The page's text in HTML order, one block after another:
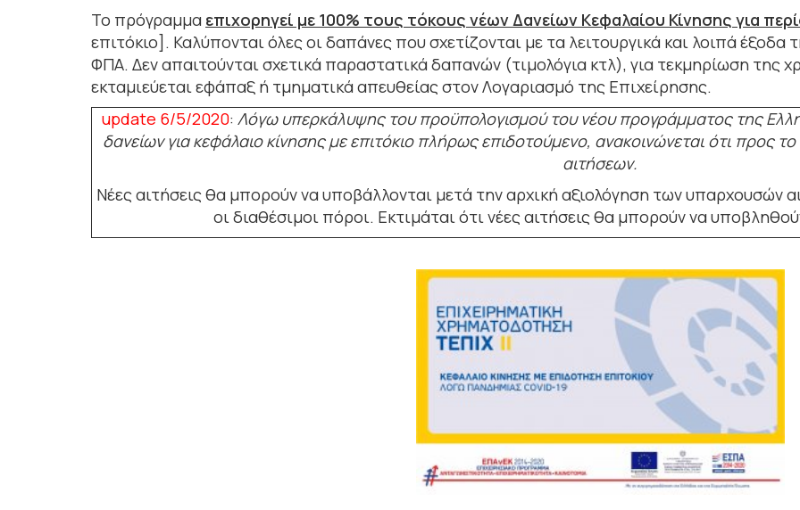
Το πρόγραμμα επιχορηγεί με 100% τους τόκους νέων Δανείων Κεφαλαίου Κίνησης για
επιτόκιο]. Καλύπονται όλες οι δαπάνες που σχετίζονται με τα λειτουργικά και λοιπά έξοδα
ΦΠΑ. Δεν απαιτούνται σχετικά παραστατικά δαπανών (τιμολόγια κτλ), για τεκμηρίωση της
εκταμιεύεται εφάπαξ ή τμηματικά απευθείας στον Λογαριασμό της Επιχείρησης.
update 6/5/2020: Λόγω υπερκάλυψης του προϋπολογισμού του νέου προγράμματος της
δανείων για κεφάλαιο κίνησης με επιτόκιο πλήρως επιδοτούμενο, ανακοινώνεται ότι προς
αιτήσεων.
Νέες αιτήσεις θα μπορούν να υποβάλλονται μετά την αρχική αξιολόγηση των υπαρχουσών
οι διαθέσιμοι πόροι. Εκτιμάται ότι νέες αιτήσεις θα μπορούν να